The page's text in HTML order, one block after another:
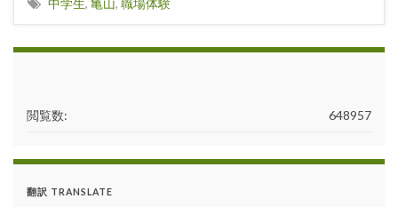
648957
閲覧数:
翻訳 TRANSLATE